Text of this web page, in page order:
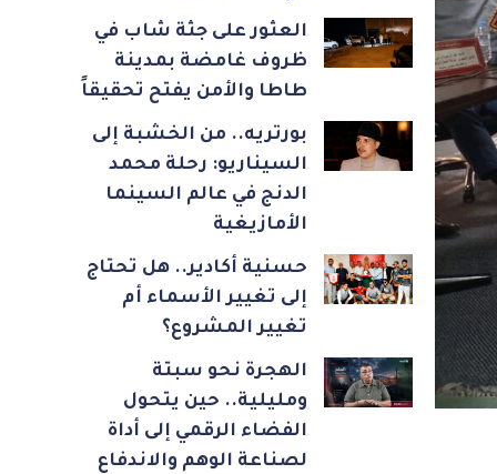
العثور على جثة شاب في
ظروف غامضة بمدينة
طاطا والأمن يفتح تحقيقاً
بورتريه.. من الخشبة إلى
السيناريو: رحلة محمد
الدنج في عالم السينما
الأمازيغية
حسنية أكادير.. هل تحتاج
إلى تغيير الأسماء أم
تغيير المشروع؟
الهجرة نحو سبتة
ومليلية.. حين يتحول
الفضاء الرقمي إلى أداة
لصناعة الوهم والاندفاع